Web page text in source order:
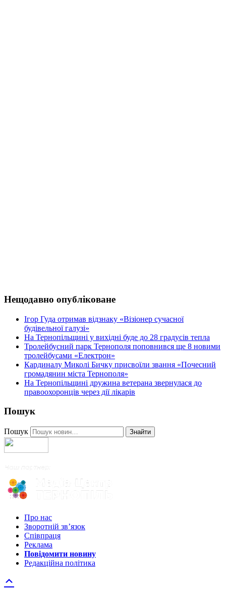
Нещодавно опубліковане
Ігор Гуда отримав відзнаку «Візіонер сучасної
будівельної галузі»
На Тернопільщині у вихідні буде до 28 градусів тепла
Тролейбусний парк Тернополя поповнився ще 8 новими
тролейбусами «Електрон»
Кардиналу Миколі Бичку присвоїли звання «Почесний
громадянин міста Тернополя»
На Тернопільщині дружина ветерана звернулася до
правоохоронців через дії лікарів
Пошук
Пошук Знайти
Про нас
Зворотній зв’язок
Співпраця
Реклама
Повідомити новину
Редакційна політика